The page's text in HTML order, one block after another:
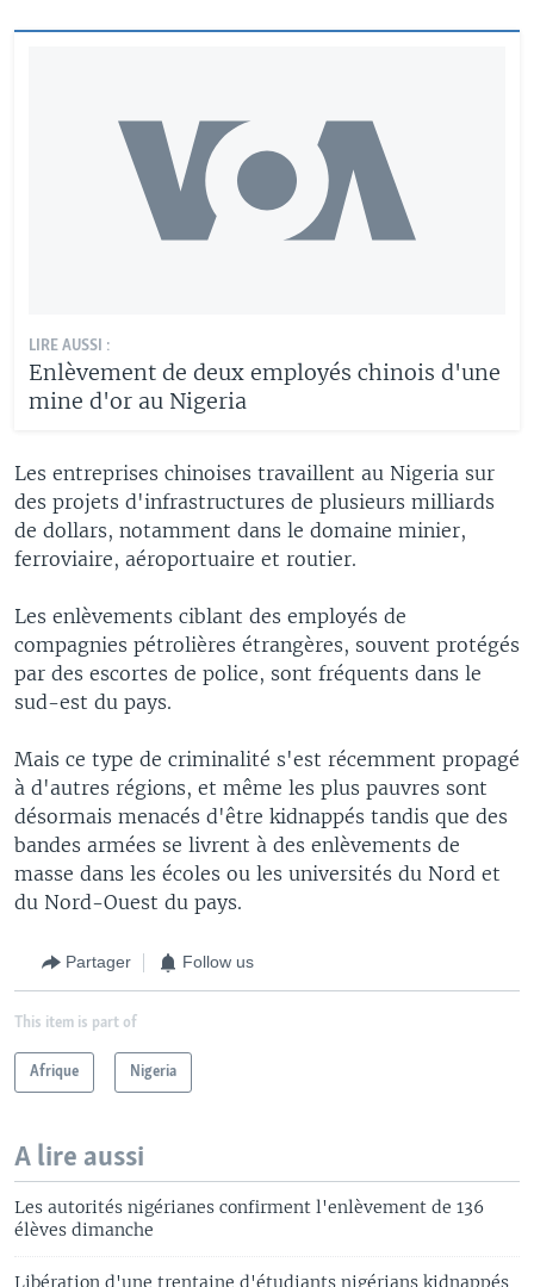
LIRE AUSSI :
Enlèvement de deux employés chinois d'une
mine d'or au Nigeria
Les entreprises chinoises travaillent au Nigeria sur
des projets d'infrastructures de plusieurs milliards
de dollars, notamment dans le domaine minier,
ferroviaire, aéroportuaire et routier.
Les enlèvements ciblant des employés de
compagnies pétrolières étrangères, souvent protégés
par des escortes de police, sont fréquents dans le
sud-est du pays.
Mais ce type de criminalité s'est récemment propagé
à d'autres régions, et même les plus pauvres sont
désormais menacés d'être kidnappés tandis que des
bandes armées se livrent à des enlèvements de
masse dans les écoles ou les universités du Nord et
du Nord-Ouest du pays.
Partager Follow us
This item is part of
Afrique Nigeria
A lire aussi
Les autorités nigérianes confirment l'enlèvement de 136
élèves dimanche
Libération d'une trentaine d'étudiants nigérians kidnappés